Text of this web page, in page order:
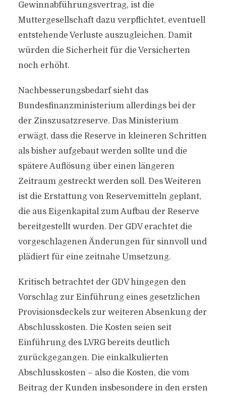
Gewinnabführungsvertrag, ist die
Muttergesellschaft dazu verpflichtet, eventuell
entstehende Verluste auszugleichen. Damit
würden die Sicherheit für die Versicherten
noch erhöht.
Nachbesserungsbedarf sieht das
Bundesfinanzministerium allerdings bei der
der Zinszusatzreserve. Das Ministerium
erwägt, dass die Reserve in kleineren Schritten
als bisher aufgebaut werden sollte und die
spätere Auflösung über einen längeren
Zeitraum gestreckt werden soll. Des Weiteren
ist die Erstattung von Reservemitteln geplant,
die aus Eigenkapital zum Aufbau der Reserve
bereitgestellt wurden. Der GDV erachtet die
vorgeschlagenen Änderungen für sinnvoll und
plädiert für eine zeitnahe Umsetzung.
Kritisch betrachtet der GDV hingegen den
Vorschlag zur Einführung eines gesetzlichen
Provisionsdeckels zur weiteren Absenkung der
Abschlusskosten. Die Kosten seien seit
Einführung des LVRG bereits deutlich
zurückgegangen. Die einkalkulierten
Abschlusskosten – also die Kosten, die vom
Beitrag der Kunden insbesondere in den ersten